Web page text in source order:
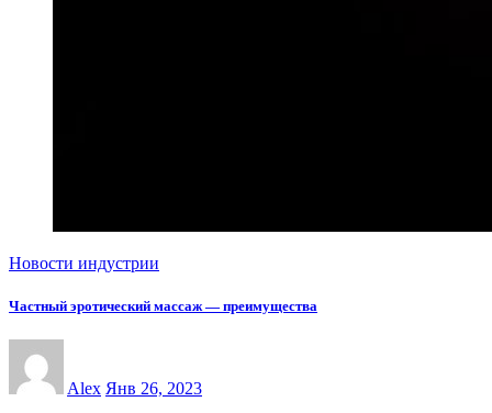
Новости индустрии
Частный эротический массаж — преимущества
Alex Янв 26, 2023